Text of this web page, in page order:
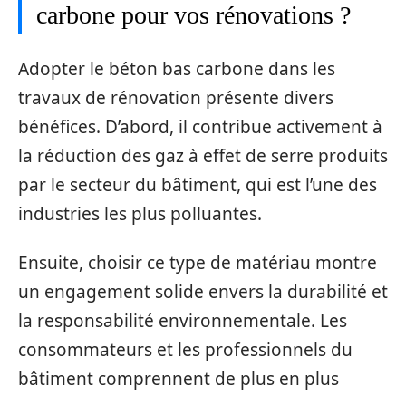
carbone pour vos rénovations ?
Adopter le béton bas carbone dans les
travaux de rénovation présente divers
bénéfices. D’abord, il contribue activement à
la réduction des gaz à effet de serre produits
par le secteur du bâtiment, qui est l’une des
industries les plus polluantes.
Ensuite, choisir ce type de matériau montre
un engagement solide envers la durabilité et
la responsabilité environnementale. Les
consommateurs et les professionnels du
bâtiment comprennent de plus en plus